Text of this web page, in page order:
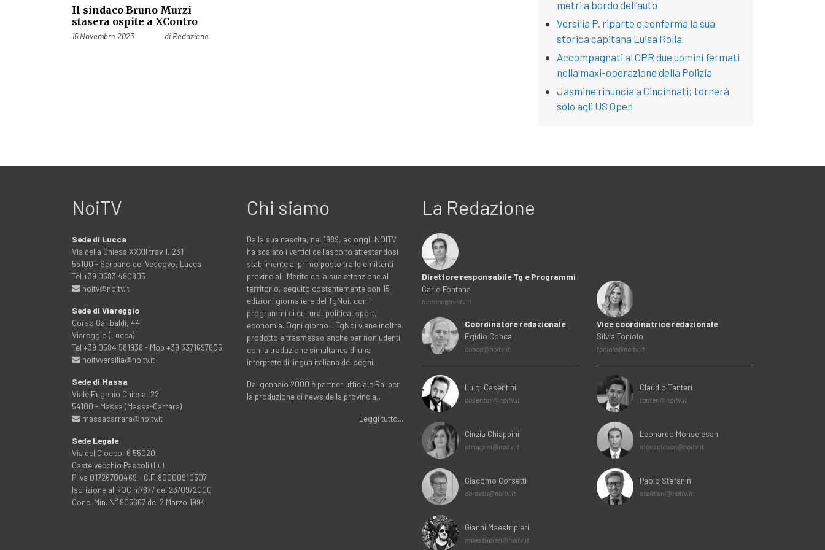
Il sindaco Bruno Murzi
stasera ospite a XContro
Pubblicato il
15 Novembre 2023 di Redazione
metri a bordo dell’auto
Versilia P. riparte e conferma la sua
storica capitana Luisa Rolla
Accompagnati al CPR due uomini fermati
nella maxi-operazione della Polizia
Jasmine rinuncia a Cincinnati; tornerà
solo agli US Open
NoiTV
Sede di Lucca
Via della Chiesa XXXII trav. I, 231
55100 - Sorbano del Vescovo, Lucca
Tel +39 0583 490805
noitv@noitv.it
Sede di Viareggio
Corso Garibaldi, 44
Viareggio (Lucca)
Tel +39 0584 581938 - Mob +39 3371697605
noitvversilia@noitv.it
Sede di Massa
Viale Eugenio Chiesa, 22
54100 - Massa (Massa-Carrara)
massacarrara@noitv.it
Sede Legale
Via del Ciocco, 6 55020
Castelvecchio Pascoli (Lu)
P.iva 01726700469 - C.F. 80000910507
Iscrizione al ROC n.7677 del 23/09/2000
Conc. Min. N° 905667 del 2 Marzo 1994
Chi siamo
Dalla sua nascita, nel 1989, ad oggi, NOITV
ha scalato i vertici dell'ascolto attestandosi
stabilmente al primo posto tra le emittenti
provinciali. Merito della sua attenzione al
territorio, seguito costantemente con 15
edizioni giornaliere del TgNoi, con i
programmi di cultura, politica, sport,
economia. Ogni giorno il TgNoi viene inoltre
prodotto e trasmesso anche per non udenti
con la traduzione simultanea di una
interprete di lingua italiana dei segni.
Dal gennaio 2000 è partner ufficiale Rai per
la produzione di news della provincia…
Leggi tutto...
La Redazione
Direttore responsabile Tg e Programmi
Carlo Fontana
fontana@noitv.it
Coordinatore redazionale
Egidio Conca
conca@noitv.it
Luigi Casentini
casentini@noitv.it
Cinzia Chiappini
chiappini@noitv.it
Giacomo Corsetti
corsetti@noitv.it
Gianni Maestripieri
maestripieri@noitv.it
Vice coordinatrice redazionale
Silvia Toniolo
toniolo@noitv.it
Claudio Tanteri
tanteri@noitv.it
Leonardo Monselesan
monselesan@noitv.it
Paolo Stefanini
stefanini@noitv.it